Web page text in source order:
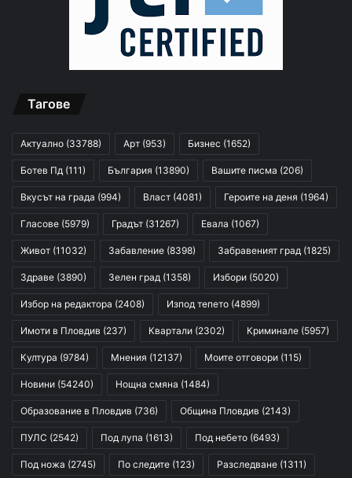
Тагове
Актуално (33788) Арт (953) Бизнес (1652)
Ботев Пд (111) България (13890) Вашите писма (206)
Вкусът на града (994) Власт (4081) Героите на деня (1964)
Гласове (5979) Градът (31267) Евала (1067)
Живот (11032) Забавление (8398) Забравеният град (1825)
Здраве (3890) Зелен град (1358) Избори (5020)
Избор на редактора (2408) Изпод тепето (4899)
Имоти в Пловдив (237) Квартали (2302) Криминале (5957)
Култура (9784) Мнения (12137) Моите отговори (115)
Новини (54240) Нощна смяна (1484)
Образование в Пловдив (736) Община Пловдив (2143)
ПУЛС (2542) Под лупа (1613) Под небето (6493)
Под ножа (2745) По следите (123) Разследване (1311)